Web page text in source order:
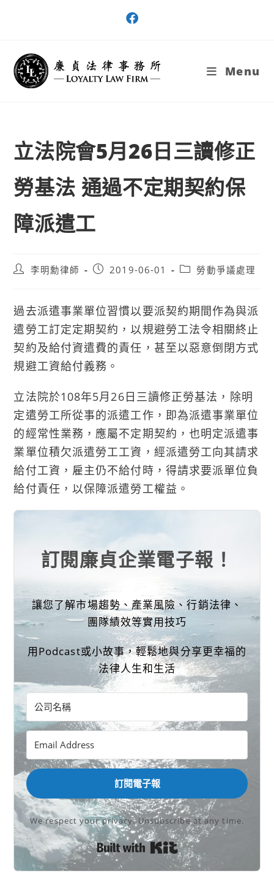
Menu
立法院會5月26日三讀修正
勞基法 通過不定期契約保
障派遣工
Post李明勳律師
Post2019-06-01
Post勞動爭議處理
過去派遣事業單位習慣以要派契約期間作為與派
遣勞工訂定定期契約，以規避勞工法令相關終止
契約及給付資遣費的責任，甚至以惡意倒閉方式
規避工資給付義務。
立法院於108年5月26日三讀修正勞基法，除明
定遣勞工所從事的派遣工作，即為派遣事業單位
的經常性業務，應屬不定期契約，也明定派遣事
業單位積欠派遣勞工工資，經派遣勞工向其請求
給付工資，雇主仍不給付時，得請求要派單位負
給付責任，以保障派遣勞工權益。
訂閱廉貞企業電子報！
讓您了解市場趨勢、產業風險、行銷法律、
團隊績效等實用技巧
用Podcast或小故事，輕鬆地與分享更幸福的
法律人生和生活
訂閱電子報
We respect your privacy. Unsubscribe at any time.
Built with Kit